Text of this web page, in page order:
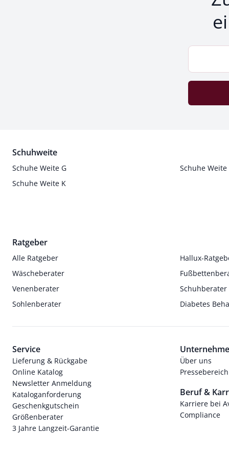
Schuhweite
Schuhe Weite G
Schuhe Weite
Schuhe Weite K
Ratgeber
Alle Ratgeber
Hallux-
Wäscheberater
Venenberater
Schuhberater
Sohlenberater
Diabetes
Service
Lieferung & Rückgabe
Online Katalog
Newsletter Anmeldung
Kataloganforderung
Geschenkgutschein
Größenberater
3 Jahre Langzeit-Garantie
Über uns
Pressebereich
Beruf &
Karriere bei
Compliance